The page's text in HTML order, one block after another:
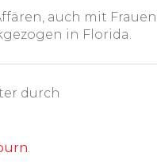
auch mit Frauen.
in Florida.
durch